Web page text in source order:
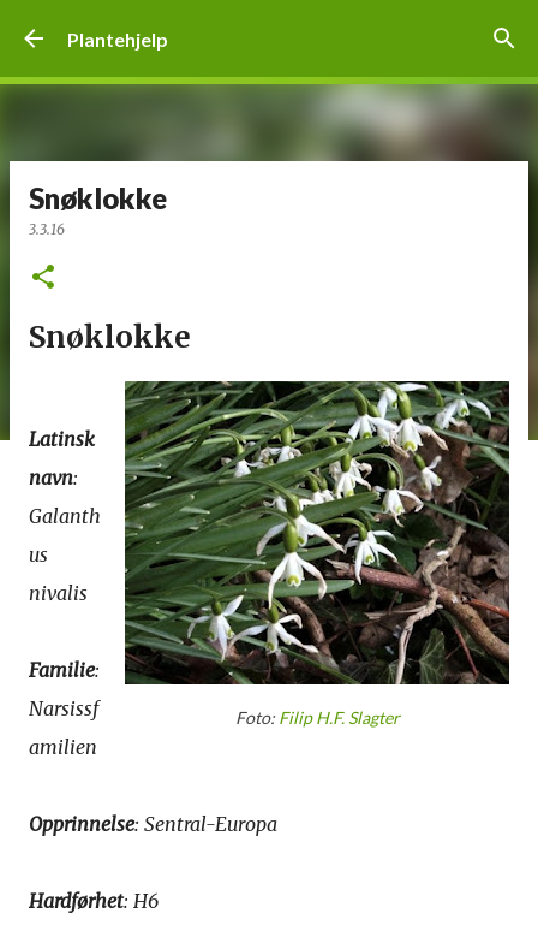
Plantehjelp
Snøklokke
3.3.16
Snøklokke
Foto: Filip H.F. Slagter
Latinsk
navn:
Galanth
us
nivalis
Familie:
Narsissf
amilien
Opprinnelse: Sentral-Europa
Hardførhet: H6